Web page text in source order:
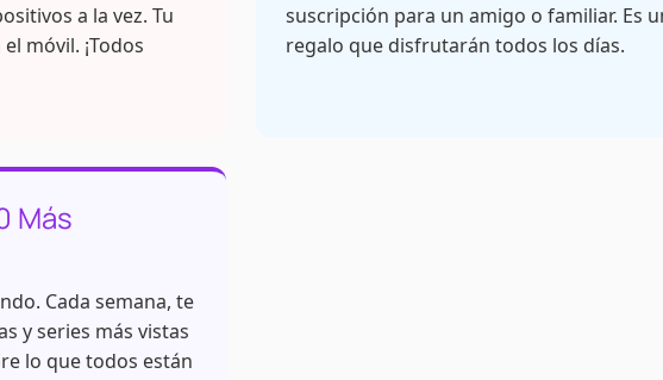
a la vez. Tu
móvil. ¡Todos
suscripción para un amigo o familiar. Es
regalo que disfrutarán todos los días.
Más
Cada semana, te
y series más vistas
lo que todos están